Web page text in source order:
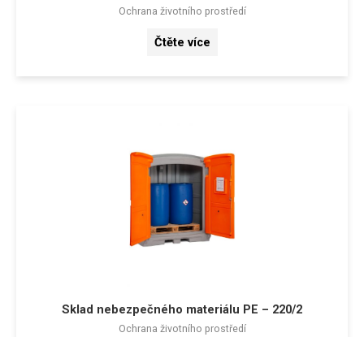
Ochrana životního prostředí
Čtěte více
Sklad nebezpečného materiálu PE – 220/2
Ochrana životního prostředí